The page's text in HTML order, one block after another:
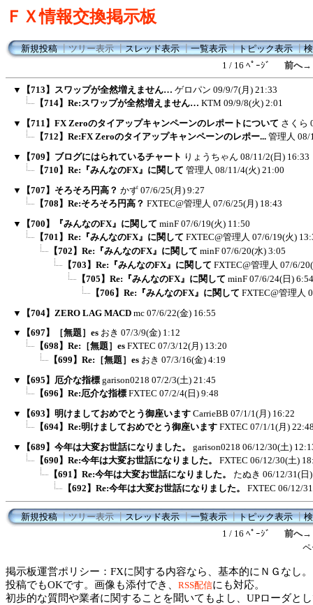
ＦＸ情報交換掲示板
新規投稿┃ツリー表示┃スレッド表示┃一覧表示┃トピック表示┃
1 / 16 ﾍﾟｰｼﾞ
前へ→
▼ 【713】スワップが全然増えません… ゲロパン 09/9/7(月) 21:33
【714】Re:スワップが全然増えません… KTM 09/9/8(火) 2:01
▼
【711】FX Zeroのタイアップキャンペーンのレポートについて さくら
【712】Re:FX Zeroのタイアップキャンペーンのレポー... 管理人 08/
▼
【709】ブログにはられているチャート りょうちゃん 08/11/2(日) 16:33
【710】Re:『みんなのFX』に関して 管理人 08/11/4(火) 21:00
▼
【707】そろそろ円高？ かず 07/6/25(月) 9:27
【708】Re:そろそろ円高？ FXTEC@管理人 07/6/25(月) 18:43
▼
【700】『みんなのFX』に関して minF 07/6/19(火) 11:50
【701】Re:『みんなのFX』に関して FXTEC@管理人 07/6/19(火)
【702】Re:『みんなのFX』に関して minF 07/6/20(水) 3:05
【703】Re:『みんなのFX』に関して FXTEC@管理人 07/6/
【705】Re:『みんなのFX』に関して minF 07/6/24(日) 6:54
【706】Re:『みんなのFX』に関して FXTEC@管理人
▼
【704】ZERO LAG MACD mc 07/6/22(金) 16:55
▼
【697】［無題］es おき 07/3/9(金) 1:12
【698】Re:［無題］es FXTEC 07/3/12(月) 13:20
【699】Re:［無題］es おき 07/3/16(金) 4:19
▼
【695】厄介な指標 garison0218 07/2/3(土) 21:45
【696】Re:厄介な指標 FXTEC 07/2/4(日) 9:48
▼
【693】明けましておめでとう御座います CarrieBB 07/1/1(月) 16:22
【694】Re:明けましておめでとう御座います FXTEC 07/1/1(月)
▼
【689】今年は大変お世話になりました。 garison0218 06/12/30(土)
【690】Re:今年は大変お世話になりました。
FXTEC 06/12/30(土)
【691】Re:今年は大変お世話になりました。
たぬき 06/12/31(日
【692】Re:今年は大変お世話になりました。
FXTEC 06/12/
新規投稿┃ツリー表示┃スレッド表示┃一覧表示┃トピック表示┃
1 / 16 ﾍﾟｰｼﾞ
前へ→
掲示板運営ポリシー：FXに関する内容なら、基本的にＮＧなし
投稿でもOKです。画像も添付でき、 RSS配信にも対応。
初歩的な質問や業者に関することを聞いてもよし、UPローダと